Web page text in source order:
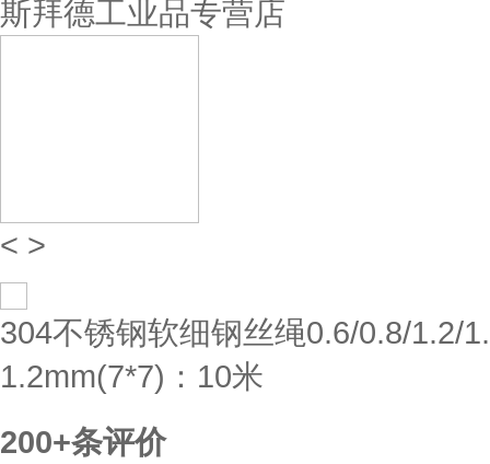
斯拜德工业品专营店
< >
304不锈钢软细钢丝绳0.6/0.8/1.2/
1.2mm(7*7)：10米
200+条评价